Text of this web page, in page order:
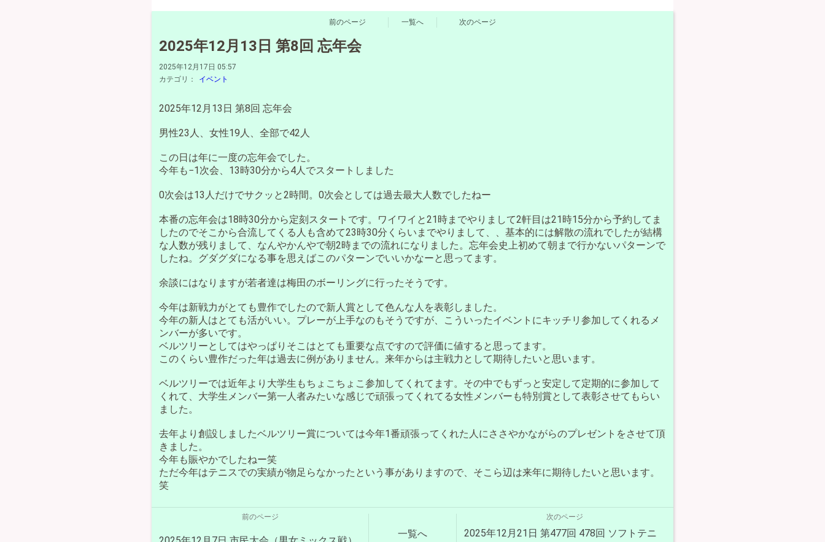
前のページ 一覧へ 次のページ
2025年12月13日 第8回 忘年会
2025年12月17日 05:57
カテゴリ：
イベント
2025年12月13日 第8回 忘年会
男性23人、女性19人、全部で42人
この日は年に一度の忘年会でした。
今年も−1次会、13時30分から4人でスタートしました
0次会は13人だけでサクッと2時間。0次会としては過去最大人数でしたねー
本番の忘年会は18時30分から定刻スタートです。ワイワイと21時までやりまして2軒目は21時15分から予約してま
したのでそこから合流してくる人も含めて23時30分くらいまでやりまして、、基本的には解散の流れでしたが結構
な人数が残りまして、なんやかんやで朝2時までの流れになりました。忘年会史上初めて朝まで行かないパターンで
したね。グダグダになる事を思えばこのパターンでいいかなーと思ってます。
余談にはなりますが若者達は梅田のボーリングに行ったそうです。
今年は新戦力がとても豊作でしたので新人賞として色んな人を表彰しました。
今年の新人はとても活がいい。プレーが上手なのもそうですが、こういったイベントにキッチリ参加してくれるメ
ンバーが多いです。
ベルツリーとしてはやっぱりそこはとても重要な点ですので評価に値すると思ってます。
このくらい豊作だった年は過去に例がありません。来年からは主戦力として期待したいと思います。
ベルツリーでは近年より大学生もちょこちょこ参加してくれてます。その中でもずっと安定して定期的に参加して
くれて、大学生メンバー第一人者みたいな感じで頑張ってくれてる女性メンバーも特別賞として表彰させてもらい
ました。
去年より創設しましたベルツリー賞については今年1番頑張ってくれた人にささやかながらのプレゼントをさせて頂
きました。
今年も賑やかでしたねー笑
ただ今年はテニスでの実績が物足らなかったという事がありますので、そこら辺は来年に期待したいと思います。
笑
前のページ
一覧へ
次のページ
2025年12月21日 第477回 478回 ソフトテニ